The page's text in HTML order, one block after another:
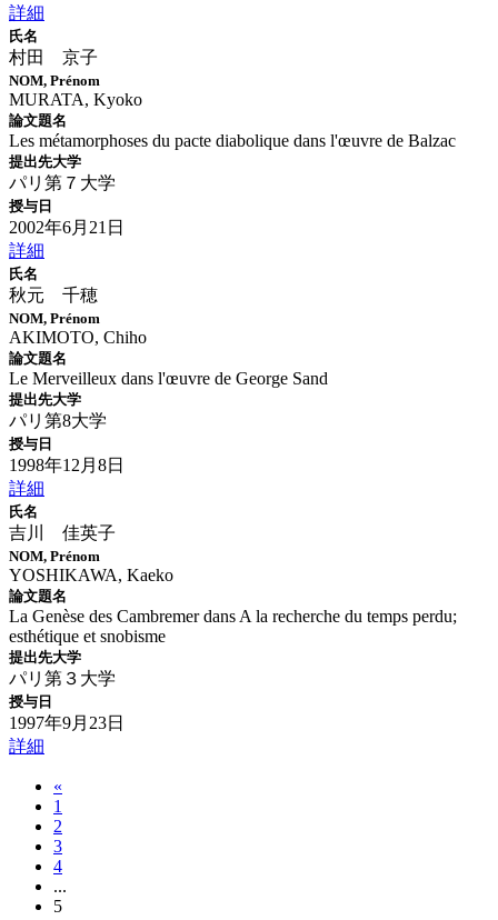
詳細
氏名
村田 京子
NOM, Prénom
MURATA, Kyoko
論文題名
Les métamorphoses du pacte diabolique dans l'œuvre de Balzac
提出先大学
パリ第７大学
授与日
2002年6月21日
詳細
氏名
秋元 千穂
NOM, Prénom
AKIMOTO, Chiho
論文題名
Le Merveilleux dans l'œuvre de George Sand
提出先大学
パリ第8大学
授与日
1998年12月8日
詳細
氏名
吉川 佳英子
NOM, Prénom
YOSHIKAWA, Kaeko
論文題名
La Genèse des Cambremer dans A la recherche du temps perdu;
esthétique et snobisme
提出先大学
パリ第３大学
授与日
1997年9月23日
詳細
«
1
2
3
4
...
5